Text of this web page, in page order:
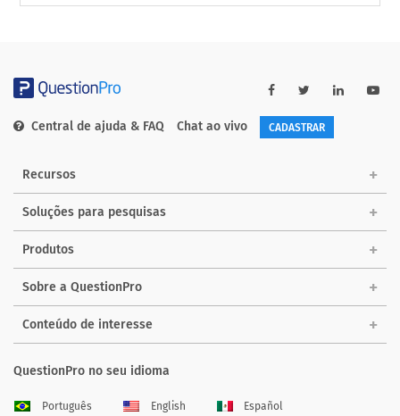
Central de ajuda & FAQ Chat ao vivo CADASTRAR
Recursos
Soluções para pesquisas
Produtos
Sobre a QuestionPro
Conteúdo de interesse
QuestionPro no seu idioma
Português English Español